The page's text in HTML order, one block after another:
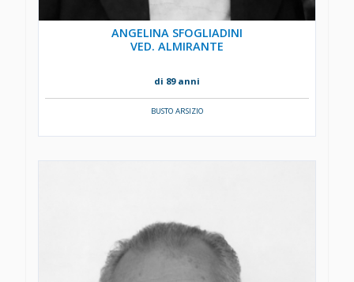
ANGELINA SFOGLIADINI
VED. ALMIRANTE
di 89 anni
BUSTO ARSIZIO